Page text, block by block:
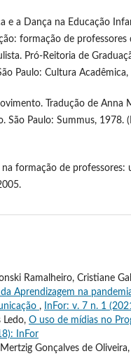
e a Dança na Educação
formação de
Pró-Reitoria de
Paulo: Cultura
Tradução de Anna
São Paulo: Summus, 1978.
na formação de
Ramalheiro, Cristiane
Aprendizagem na
,
InFor: v. 7 n. 1
Ledo, O uso de mídias no
InFor
Gonçalves de